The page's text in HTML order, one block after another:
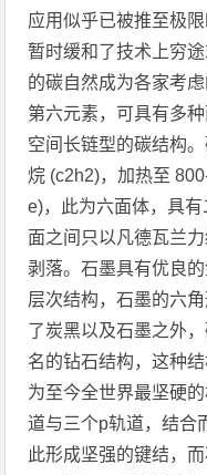
应用似乎已被推至极
暂时缓和了技术上穷
的碳自然成为各家考
第六元素，可具有多
空间长链型的碳结构
烷 (c2h2)，加热至
e)，此为六面体，具
面之间只以凡德瓦兰
剥落。石墨具有优良
层次结构，石墨的六
了炭黑以及石墨之外
名的钻石结构，这种
为至今全世界最坚硬
道与三个p轨道，结合
此形成坚强的键结，